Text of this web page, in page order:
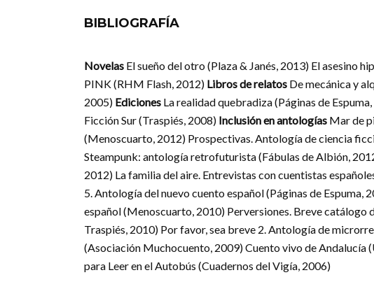
BIBLIOGRAFÍA
Novelas El sueño del otro (Plaza & Janés, 2013) El asesino
PINK (RHM Flash, 2012) Libros de relatos De mecánica y
2005) Ediciones La realidad quebradiza (Páginas de
Ficción Sur (Traspiés, 2008) Inclusión en antologías Mar de
(Menoscuarto, 2012) Prospectivas. Antología de ciencia
Steampunk: antología retrofuturista (Fábulas de Albión,
2012) La familia del aire. Entrevistas con cuentistas
5. Antología del nuevo cuento español (Páginas de Espuma,
español (Menoscuarto, 2010) Perversiones. Breve catálogo
Traspiés, 2010) Por favor, sea breve 2. Antología de
(Asociación Muchocuento, 2009) Cuento vivo de Andalucía
para Leer en el Autobús (Cuadernos del Vigía, 2006)